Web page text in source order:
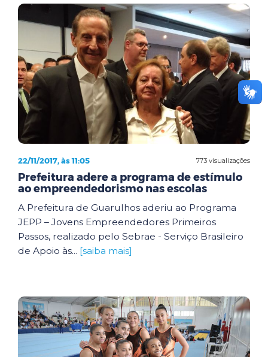
773 visualizações
22/11/2017, às 11:05
Prefeitura adere a programa de estímulo
ao empreendedorismo nas escolas
A Prefeitura de Guarulhos aderiu ao Programa
JEPP – Jovens Empreendedores Primeiros
Passos, realizado pelo Sebrae - Serviço Brasileiro
de Apoio às... [saiba mais]